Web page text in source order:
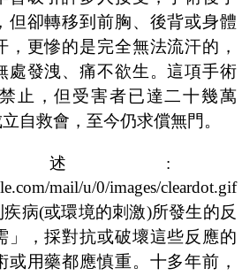
但卻轉移到前胸、後背或身體
，更慘的是完全無法流汗的，
處發洩、痛不欲生。這項手術
止，但受害者已達二十幾萬
自救會，至今仍求償無門。
疾病(或環境的刺激)所發生的反
」，採對抗或破壞這些反應的
用藥都應慎重。十多年前，